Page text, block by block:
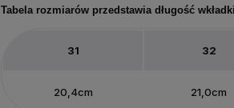
Tabela rozmiarów przedstawia długość
31 32
20,4cm 21,0cm